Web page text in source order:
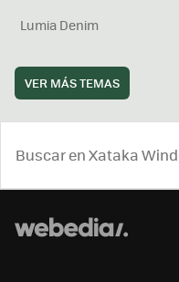
Lumia Denim
VER MÁS TEMAS